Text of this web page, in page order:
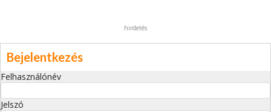
hirdetés
Bejelentkezés
Felhasználónév
Jelszó